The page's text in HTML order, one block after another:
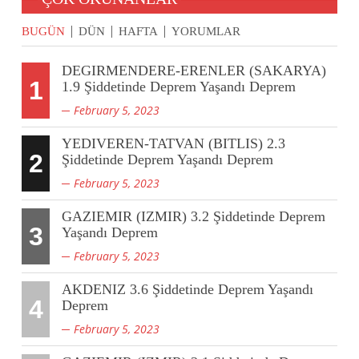
BUGÜN DÜN HAFTA YORUMLAR
1
DEGIRMENDERE-ERENLER (SAKARYA)
1.9 Şiddetinde Deprem Yaşandı Deprem
February 5, 2023
2
YEDIVEREN-TATVAN (BITLIS) 2.3
Şiddetinde Deprem Yaşandı Deprem
February 5, 2023
3
GAZIEMIR (IZMIR) 3.2 Şiddetinde Deprem
Yaşandı Deprem
February 5, 2023
4
AKDENIZ 3.6 Şiddetinde Deprem Yaşandı
Deprem
February 5, 2023